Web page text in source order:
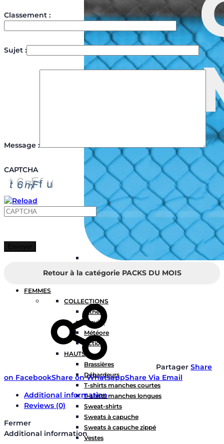
FEMMES
COLLECTIONS
Fitness
Gravity
Météore
Action
HAUTS
Brassières
Débardeurs
T-shirts manches courtes
T-shirts manches longues
Sweat-shirts
Sweats à capuche
Sweats à capuche zippé
Vestes
Classement :
Sujet :
Message :
CAPTCHA
Retour à la catégorie PACKS DU MOIS
Partager Share
on FacebookShare on WhatsappShare Via Email
Additional information
Reviews (0)
Fermer
Additional information